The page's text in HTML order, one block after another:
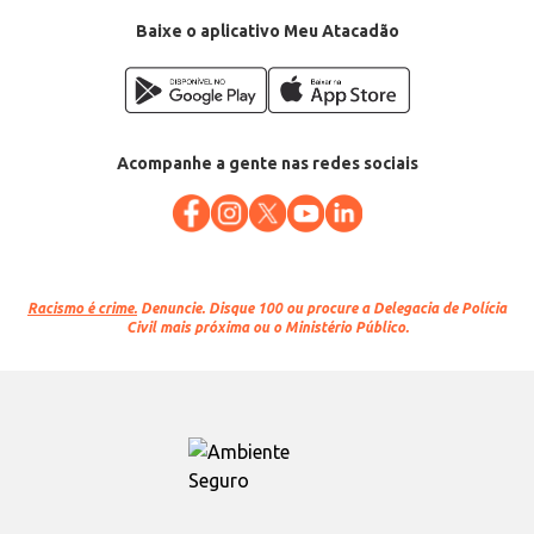
Baixe o aplicativo Meu Atacadão
Acompanhe a gente nas redes sociais
Racismo é crime. Denuncie. Disque 100 ou procure a Delegacia de Polícia
Civil mais próxima ou o Ministério Público.